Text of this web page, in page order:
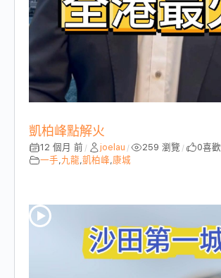
凱柏峰點解火
12 個月 前 / joelau / 259 瀏覽 / 0喜歡
一手,九龍,凱柏峰,康城